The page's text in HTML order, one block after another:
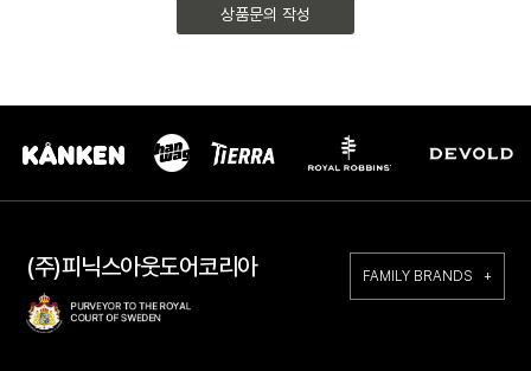
상품문의 작성
(주)피닉스아웃도어코리아 FAMILY BRANDS +